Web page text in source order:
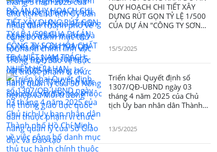
quản lý của Sở Nông nghiệp
và Môi trường
số1793/QĐ-UBND ngày 09
tháng 5 năm 2025 về công bố
danh mục TTHC lĩnh vực Giáo
giáo dục quốc dân thuộc
của Sở Giáo dục và Đào tạo
QUY HOẠCH CHI TIẾT XÂY
DỰNG RÚT GỌN TỶ LỆ 1/500
CỦA DỰ ÁN "CÔNG TY SƠN
15/5/2025
Triển khai Quyết định số
1307/QĐ-UBND ngày 03
tháng 4 năm 2025 của Chủ
tịch Ủy ban nhân dân Thành
chính thuộc phạm vi chức
năng quản lý của Sở Tài chính
13/5/2025